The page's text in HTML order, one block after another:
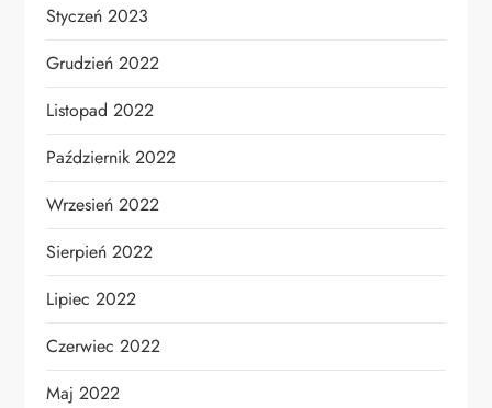
Styczeń 2023
Grudzień 2022
Listopad 2022
Październik 2022
Wrzesień 2022
Sierpień 2022
Lipiec 2022
Czerwiec 2022
Maj 2022